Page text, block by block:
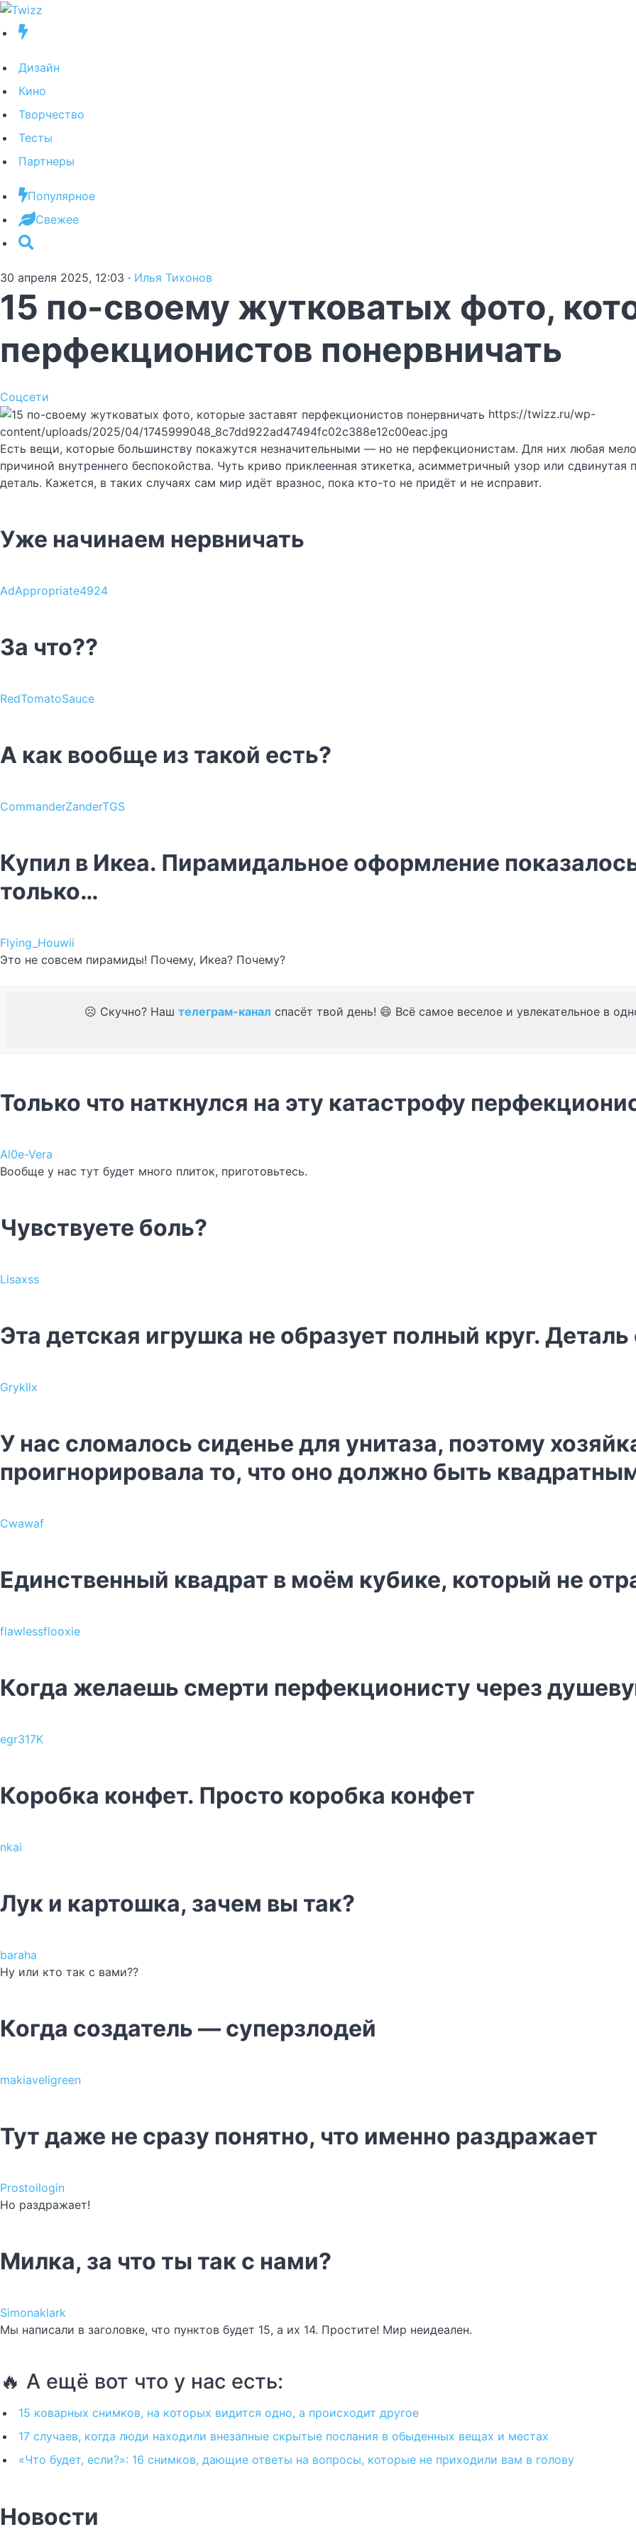
Дизайн
Кино
Творчество
Тесты
Партнеры
Популярное
Свежее
30 апреля 2025, 12:03 · Илья Тихонов
15 по-своему жутковатых фото,
перфекционистов понервничать
Соцсети
https://twizz.ru/wp-
content/uploads/2025/04/1745999048_8c7dd922ad47494fc02c388e12c00eac.jpg
Есть вещи, которые большинству покажутся незначительными — но не перфекционистам. Для них любая
причиной внутреннего беспокойства. Чуть криво приклеенная этикетка, асимметричный узор или
деталь. Кажется, в таких случаях сам мир идёт вразнос, пока кто-то не придёт и не исправит.
Уже начинаем нервничать
AdAppropriate4924
За что??
RedTomatoSauce
А как вообще из такой есть?
CommanderZanderTGS
Купил в Икеа. Пирамидальное оформление
только…
Flying_Houwii
Это не совсем пирамиды! Почему, Икеа? Почему?
☹️ Скучно? Наш телеграм-канал спасёт твой день! 😄 Всё самое веселое и увлекательное в
Только что наткнулся на эту катастрофу
Al0e-Vera
Вообще у нас тут будет много плиток, приготовьтесь.
Чувствуете боль?
Lisaxss
Эта детская игрушка не образует полный круг.
Grykllx
У нас сломалось сиденье для унитаза, поэтому
проигнорировала то, что оно должно быть
Cwawaf
Единственный квадрат в моём кубике, который не
flawlessflooxie
Когда желаешь смерти перфекционисту через
egr317K
Коробка конфет. Просто коробка конфет
nkai
Лук и картошка, зачем вы так?
baraha
Ну или кто так с вами??
Когда создатель — суперзлодей
makiaveligreen
Тут даже не сразу понятно, что именно раздражает
Prostoilogin
Но раздражает!
Милка, за что ты так с нами?
Simonaklark
Мы написали в заголовке, что пунктов будет 15, а их 14. Простите! Мир неидеален.
🔥 А ещё вот что у нас есть:
15 коварных снимков, на которых видится одно, а происходит другое
17 случаев, когда люди находили внезапные скрытые послания в обыденных вещах и местах
«Что будет, если?»: 16 снимков, дающие ответы на вопросы, которые не приходили вам в голову
Новости